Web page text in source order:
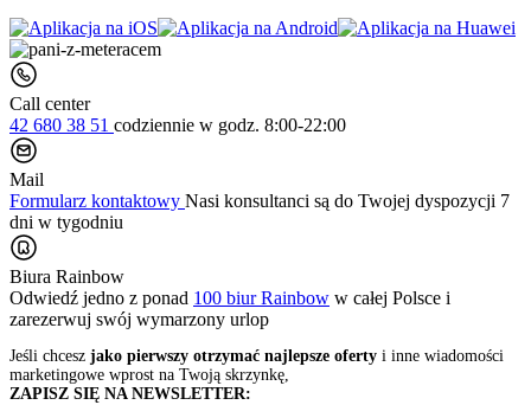
Call center
42 680 38 51 codziennie w godz. 8:00-22:00
Mail
Formularz kontaktowy Nasi konsultanci są do Twojej dyspozycji 7
dni w tygodniu
Biura Rainbow
Odwiedź jedno z ponad 100 biur Rainbow w całej Polsce i
zarezerwuj swój wymarzony urlop
Jeśli chcesz jako pierwszy otrzymać najlepsze oferty i inne wiadomości
marketingowe wprost na Twoją skrzynkę,
ZAPISZ SIĘ NA NEWSLETTER: